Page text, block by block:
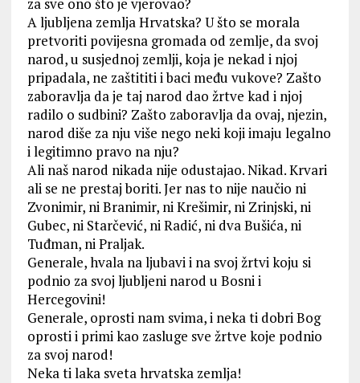
A ljubljena zemlja Hrvatska? U što se morala
pretvoriti povijesna gromada od zemlje, da svoj
narod, u susjednoj zemlji, koja je nekad i njoj
pripadala, ne zaštititi i baci među vukove? Zašto
zaboravlja da je taj narod dao žrtve kad i njoj
radilo o sudbini? Zašto zaboravlja da ovaj, njezin,
narod diše za nju više nego neki koji imaju legalno
i legitimno pravo na nju?
Ali naš narod nikada nije odustajao. Nikad. Krvari
ali se ne prestaj boriti. Jer nas to nije naučio ni
Zvonimir, ni Branimir, ni Krešimir, ni Zrinjski, ni
Gubec, ni Starčević, ni Radić, ni dva Bušića, ni
Tuđman, ni Praljak.
Generale, hvala na ljubavi i na svoj žrtvi koju si
podnio za svoj ljubljeni narod u Bosni i
Hercegovini!
Generale, oprosti nam svima, i neka ti dobri Bog
oprosti i primi kao zasluge sve žrtve koje podnio
za svoj narod!
Neka ti laka sveta hrvatska zemlja!